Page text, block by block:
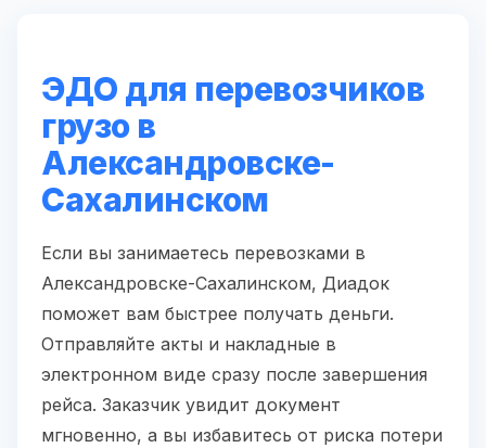
ЭДО для перевозчиков
грузо в
Александровске-
Сахалинском
Если вы занимаетесь перевозками в
Александровске-Сахалинском, Диадок
поможет вам быстрее получать деньги.
Отправляйте акты и накладные в
электронном виде сразу после завершения
рейса. Заказчик увидит документ
мгновенно, а вы избавитесь от риска потери